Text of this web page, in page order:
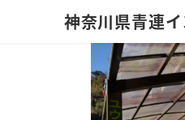
神奈川県青連